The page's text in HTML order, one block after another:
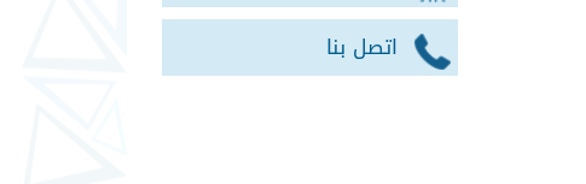
اتصل بنا